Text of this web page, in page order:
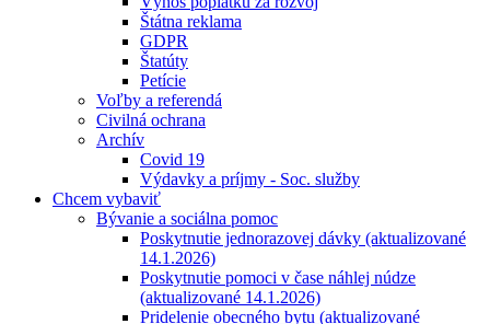
Štátna reklama
GDPR
Štatúty
Petície
Voľby a referendá
Civilná ochrana
Archív
Covid 19
Výdavky a príjmy - Soc. služby
Chcem vybaviť
Bývanie a sociálna pomoc
Poskytnutie jednorazovej dávky (aktualizované
14.1.2026)
Poskytnutie pomoci v čase náhlej núdze
(aktualizované 14.1.2026)
Pridelenie obecného bytu (aktualizované